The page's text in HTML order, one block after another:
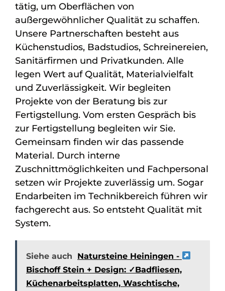
tätig, um Oberflächen von
außergewöhnlicher Qualität zu schaffen.
Unsere Partnerschaften besteht aus
Küchenstudios, Badstudios, Schreinereien,
Sanitärfirmen und Privatkunden. Alle
legen Wert auf Qualität, Materialvielfalt
und Zuverlässigkeit. Wir begleiten
Projekte von der Beratung bis zur
Fertigstellung. Vom ersten Gespräch bis
zur Fertigstellung begleiten wir Sie.
Gemeinsam finden wir das passende
Material. Durch interne
Zuschnittmöglichkeiten und Fachpersonal
setzen wir Projekte zuverlässig um. Sogar
Endarbeiten im Technikbereich führen wir
fachgerecht aus. So entsteht Qualität mit
System.
Siehe auch
Natursteine Heiningen -
Bischoff Stein + Design: ✓Badfliesen,
Küchenarbeitsplatten, Waschtische,